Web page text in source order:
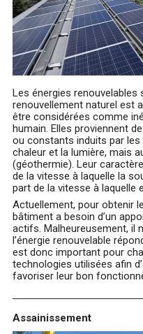
Les énergies renouvelables
renouvellement naturel est
être considérées comme
humain. Elles proviennent
ou constants induits par
chaleur et la lumière, mais
(géothermie). Leur
de la vitesse à laquelle la
part de la vitesse à laquelle
Actuellement, pour obtenir
bâtiment a besoin d’un
actifs. Malheureusement, il
l’énergie renouvelable
est donc important pour
technologies utilisées afin
favoriser leur bon
Assainissement